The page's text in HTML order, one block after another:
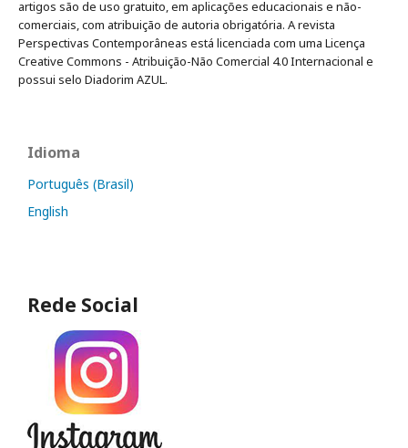
artigos são de uso gratuito, em aplicações educacionais e não-
comerciais, com atribuição de autoria obrigatória. A revista
Perspectivas Contemporâneas está licenciada com uma Licença
Creative Commons - Atribuição-Não Comercial 4.0 Internacional e
possui selo Diadorim AZUL.
Idioma
Português (Brasil)
English
Rede Social